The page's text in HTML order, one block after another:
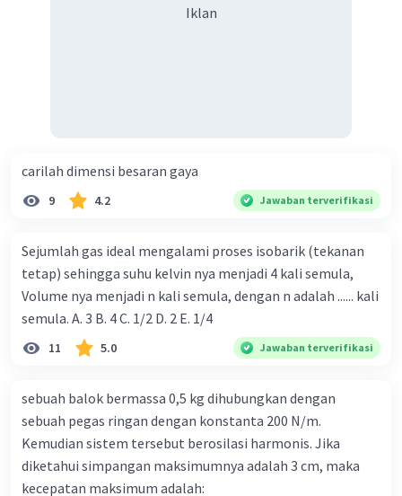
Iklan
carilah dimensi besaran gaya
9 4.2 Jawaban terverifikasi
Sejumlah gas ideal mengalami proses isobarik (tekanan
tetap) sehingga suhu kelvin nya menjadi 4 kali semula,
Volume nya menjadi n kali semula, dengan n adalah ...... kali
semula. A. 3 B. 4 C. 1/2 D. 2 E. 1/4
11 5.0 Jawaban terverifikasi
sebuah balok bermassa 0,5 kg dihubungkan dengan
sebuah pegas ringan dengan konstanta 200 N/m.
Kemudian sistem tersebut berosilasi harmonis. Jika
diketahui simpangan maksimumnya adalah 3 cm, maka
kecepatan maksimum adalah: